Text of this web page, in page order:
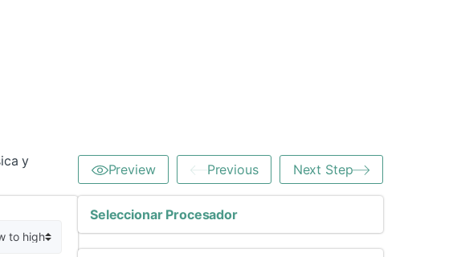
y
Preview Previous Next Step
Seleccionar Procesador